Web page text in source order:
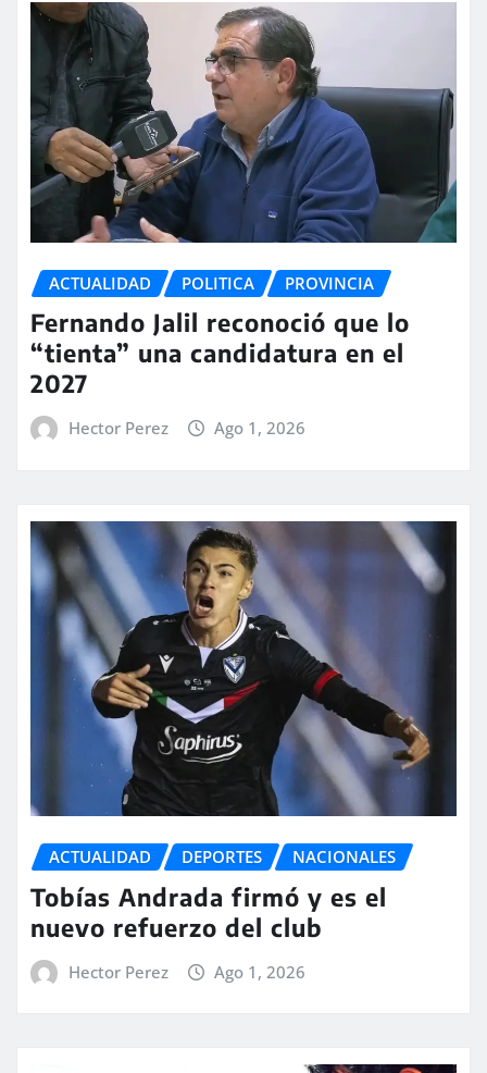
ACTUALIDAD POLITICA PROVINCIA
Fernando Jalil reconoció que lo
“tienta” una candidatura en el
2027
Hector Perez Ago 1, 2026
ACTUALIDAD DEPORTES NACIONALES
Tobías Andrada firmó y es el
nuevo refuerzo del club
Hector Perez Ago 1, 2026